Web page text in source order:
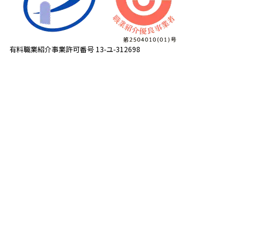
有料職業紹介事業許可番号 13-ユ-312698